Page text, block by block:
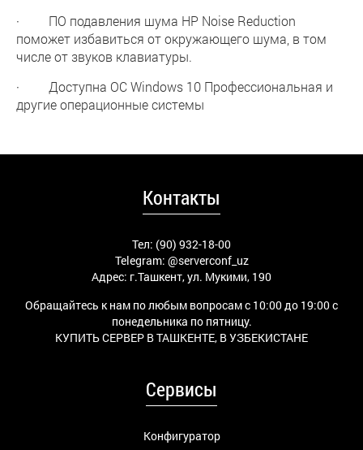
· ПО подавления шума HP Noise Reduction
поможет избавиться от окружающего шума, в том
числе от звуков клавиатуры.
· Доступна ОС Windows 10 Профессиональная и
другие операционные системы
Контакты
Тел: (90) 932-18-00
Telegram: @serverconf_uz
Адрес: г.Ташкент, ул. Мукими, 190
Обращайтесь к нам по любым вопросам с 10:00 до 19:00 с
понедельника по пятницу.
КУПИТЬ СЕРВЕР В ТАШКЕНТЕ, В УЗБЕКИСТАНЕ
Сервисы
Конфигуратор